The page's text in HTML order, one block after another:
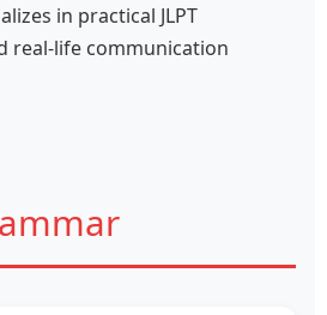
in practical JLPT
real-life communication